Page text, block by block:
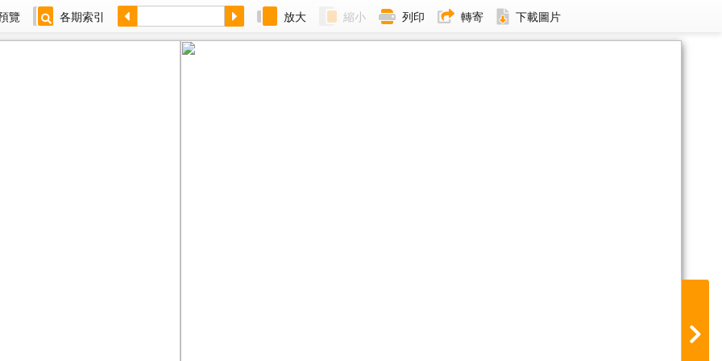
覽 各期索引 放大 縮小 列印 轉寄 下載圖片